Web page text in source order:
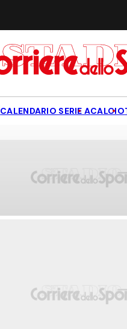
CALENDARIO SERIE ACALCIO